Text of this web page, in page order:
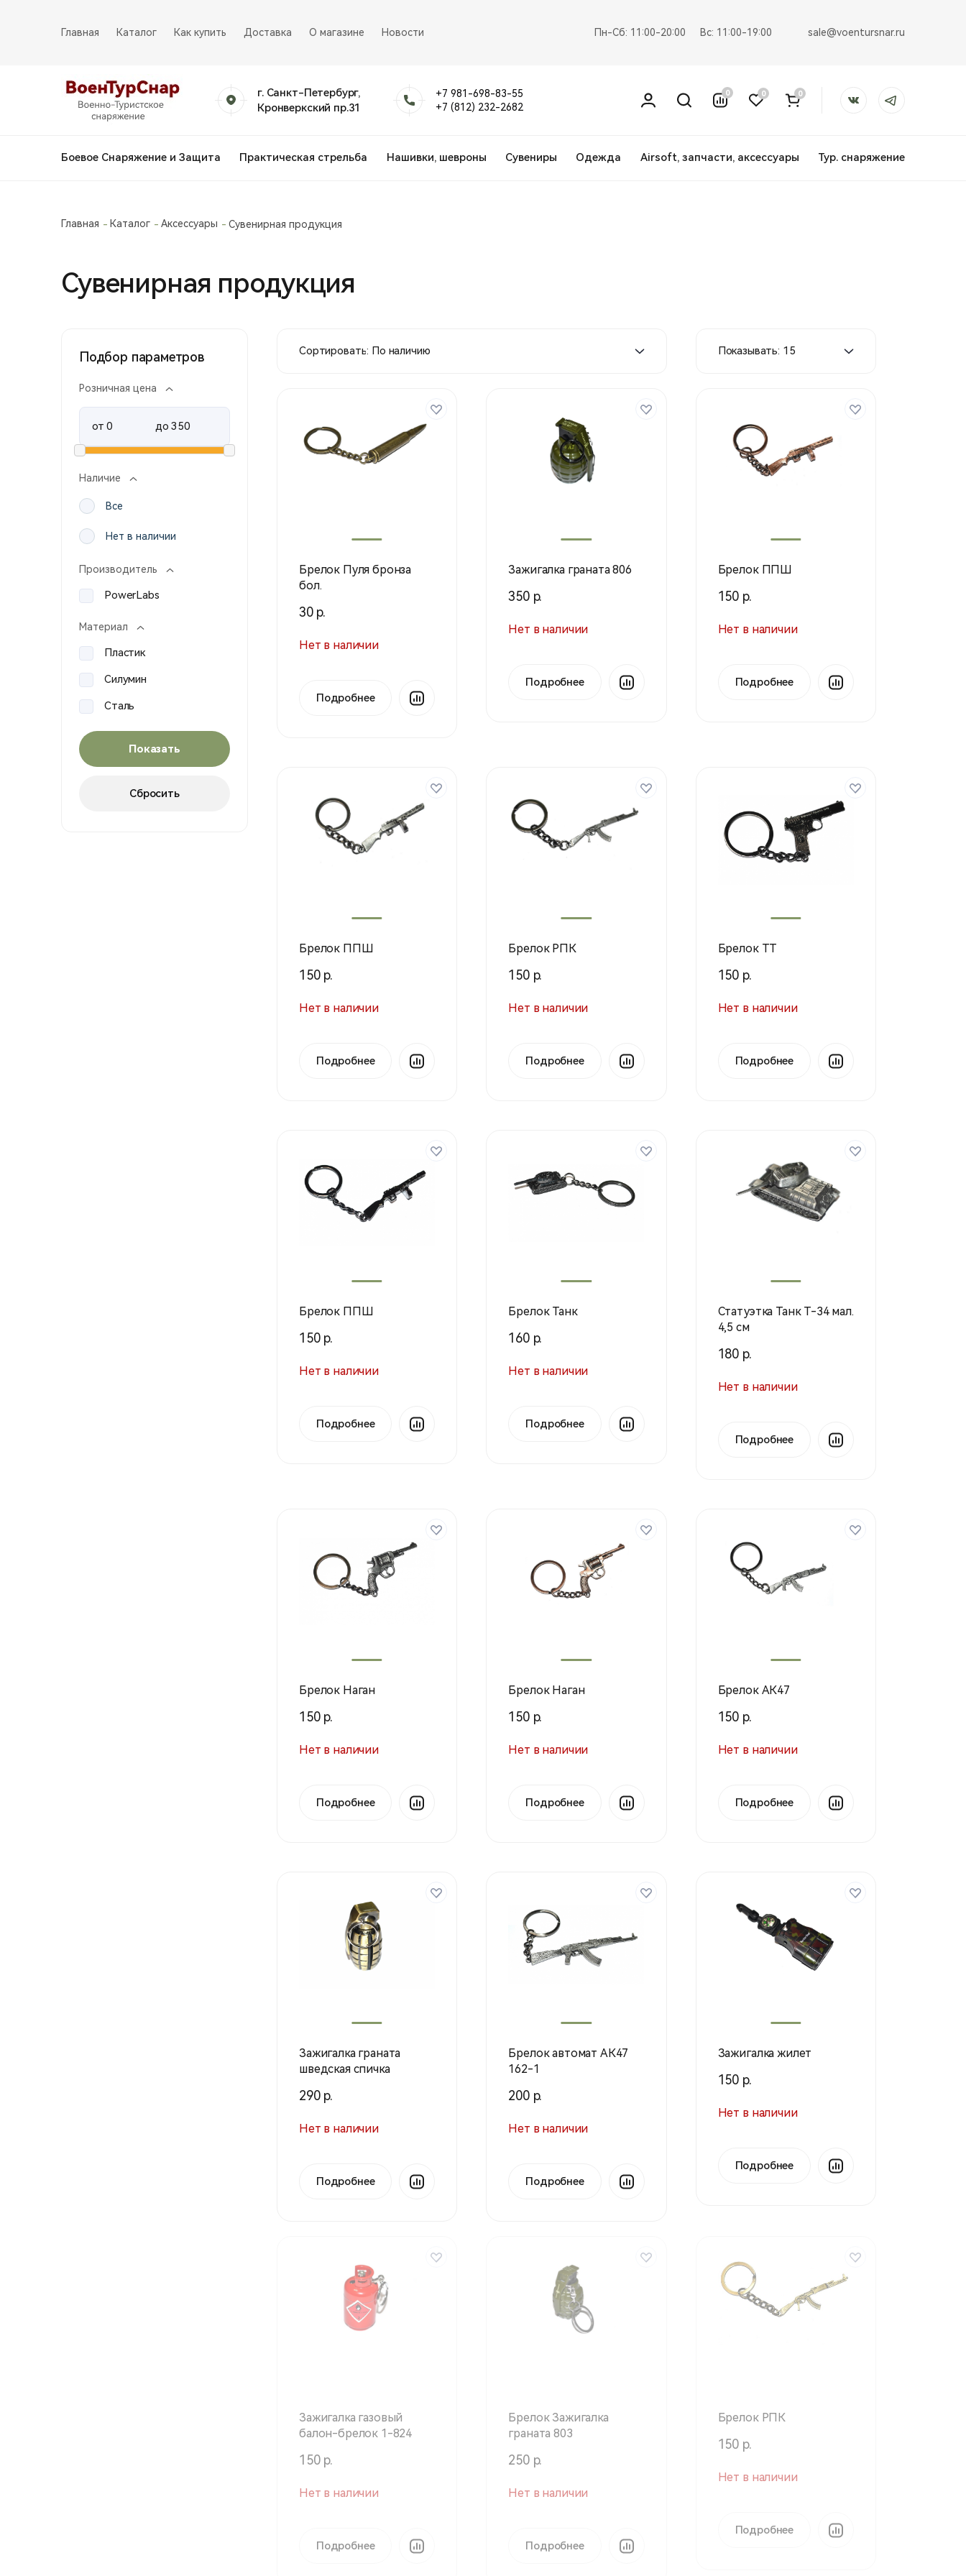
Главная Каталог Как купить Доставка О магазине Новости Пн-Сб: 11:00-20:00 Вс: 11:00-19:00 sale@voentursnar.ru
г. Санкт-Петербург,
Кронверкский пр.31
+7 981-698-83-55
+7 (812) 232-2682
0 0 0
Боевое Снаряжение и Защита Практическая стрельба Нашивки, шевроны Сувениры Одежда Airsoft, запчасти, аксессуары Тур. снаряжение
Главная Каталог Аксессуары Сувенирная продукция
Сувенирная продукция
Подбор параметров
Розничная цена
от до
Наличие
Все
Нет в наличии
Производитель
PowerLabs
Материал
Пластик
Силумин
Сталь
Сортировать: По наличию Показывать: 15
Брелок Пуля бронза
бол.
30 р.
Нет в наличии
Подробнее
Зажигалка граната 806
350 р.
Нет в наличии
Подробнее
Брелок ППШ
150 р.
Нет в наличии
Подробнее
Брелок ППШ
150 р.
Нет в наличии
Подробнее
Брелок РПК
150 р.
Нет в наличии
Подробнее
Брелок ТТ
150 р.
Нет в наличии
Подробнее
Брелок ППШ
150 р.
Нет в наличии
Подробнее
Брелок Танк
160 р.
Нет в наличии
Подробнее
Статуэтка Танк Т-34 мал.
4,5 см
180 р.
Нет в наличии
Подробнее
Брелок Наган
150 р.
Нет в наличии
Подробнее
Брелок Наган
150 р.
Нет в наличии
Подробнее
Брелок АК47
150 р.
Нет в наличии
Подробнее
Зажигалка граната
шведская спичка
290 р.
Нет в наличии
Подробнее
Брелок автомат АК47
162-1
200 р.
Нет в наличии
Подробнее
Зажигалка жилет
150 р.
Нет в наличии
Подробнее
Зажигалка газовый
балон-брелок 1-824
150 р.
Нет в наличии
Подробнее
Брелок Зажигалка
граната 803
250 р.
Нет в наличии
Подробнее
Брелок РПК
150 р.
Нет в наличии
Подробнее